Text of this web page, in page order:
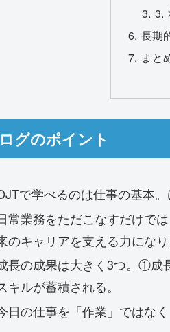
3.
長期
まと
グのポイント
で学べるのは仕事の基本
常業務をただこなすだけで
のキャリアを支える力になり
長の成果は大きく3つ。①
キルが蓄積される。
日の仕事を「作業」ではな